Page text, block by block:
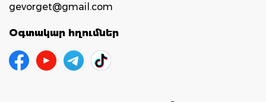
gevorget@gmail.com
Օգտակար հղումներ